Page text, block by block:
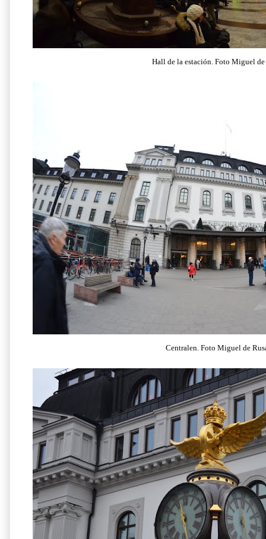
Hall de la estación. Foto Miguel de
Centralen. Foto Miguel de